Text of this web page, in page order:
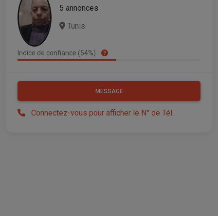
5 annonces
Tunis
Indice de confiance (54%)
MESSAGE
Connectez-vous pour afficher le N° de Tél.